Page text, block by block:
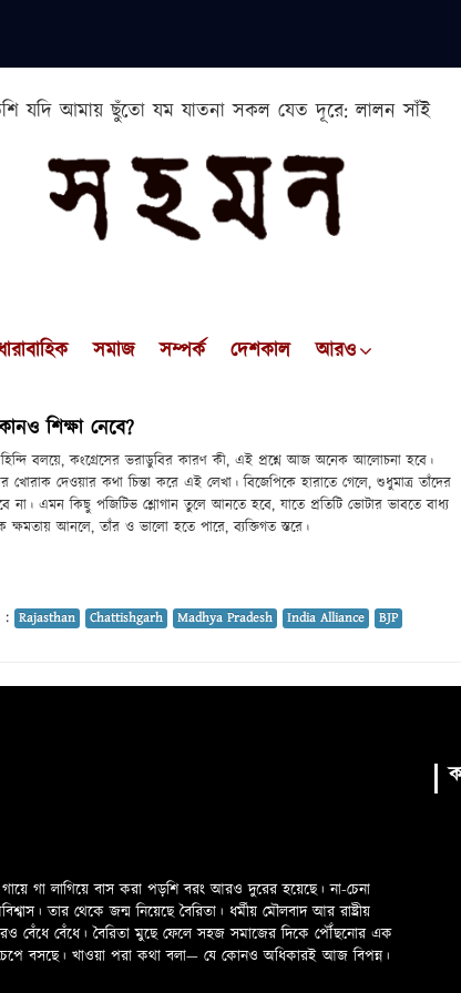
যদি আমায় ছুঁতো যম যাতনা সকল যেত দূরে: লালন সাঁই
সমাজ সম্পর্ক দেশকাল আরও
শিক্ষা নেবে?
হিন্দি বলয়ে, কংগ্রেসের ভরাডুবির কারণ কী, এই প্রশ্নে আজ অনেক আলোচনা হবে।
খোরাক দেওয়ার কথা চিন্তা করে এই লেখা। বিজেপিকে হারাতে গেলে, শুধুমাত্র তাঁদের
না। এমন কিছু পজিটিভ শ্লোগান তুলে আনতে হবে, যাতে প্রতিটি ভোটার ভাবতে বাধ্য
ক্ষমতায় আনলে, তাঁর ও ভালো হতে পারে, ব্যক্তিগত স্তরে।
: Rajasthan Chattishgarh Madhya Pradesh India Alliance BJP
গা লাগিয়ে বাস করা পড়শি বরং আরও দুরের হয়েছে। না-চেনা
তার থেকে জন্ম নিয়েছে বৈরিতা। ধর্মীয় মৌলবাদ আর রাষ্ট্রীয়
বেঁধে বেঁধে। বৈরিতা মুছে ফেলে সহজ সমাজের দিকে পৌঁছনোর এক
বসছে। খাওয়া পরা কথা বলা—­­ যে কোনও অধিকারই আজ বিপন্ন।